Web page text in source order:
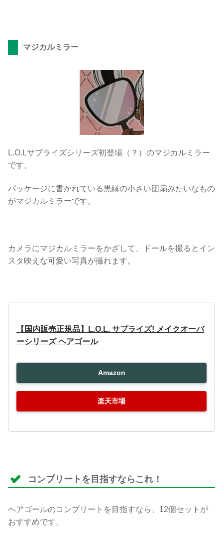
マジカルミラー
L.O.Lサプライズシリーズ初登場（？）のマジカルミラー
です。
パッケージに書かれている黒縁の小さい団扇みたいなもの
がマジカルミラーです。
カメラにマジカルミラーをかざして、ドールを撮るとイン
スタ映えな可愛い写真が撮れます。
【国内販売正規品】L.O.L. サプライズ! メイクオーバ
ーシリーズ ヘアゴール
Amazon
楽天市場
コンプリートを目指すならこれ！
ヘアゴールのコンプリートを目指すなら、12個セットが
おすすめです。